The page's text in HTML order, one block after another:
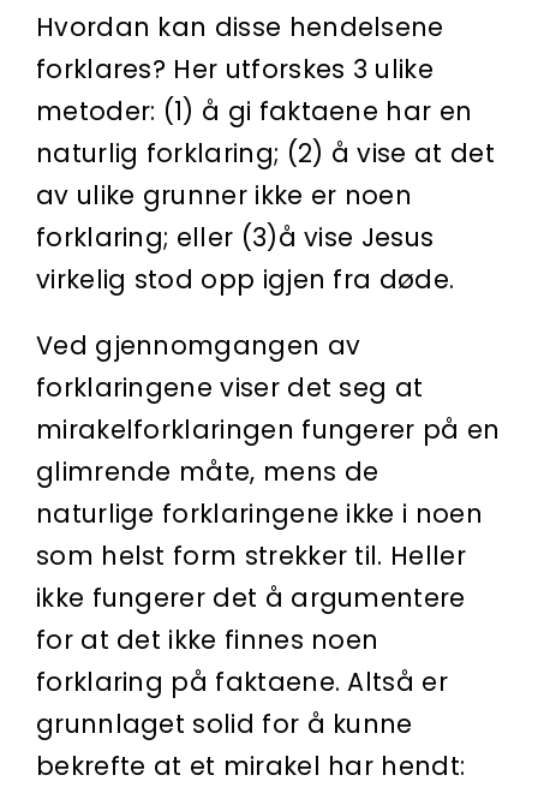
Hvordan kan disse hendelsene
forklares? Her utforskes 3 ulike
metoder: (1) å gi faktaene har en
naturlig forklaring; (2) å vise at det
av ulike grunner ikke er noen
forklaring; eller (3)å vise Jesus
virkelig stod opp igjen fra døde.
Ved gjennomgangen av
forklaringene viser det seg at
mirakelforklaringen fungerer på en
glimrende måte, mens de
naturlige forklaringene ikke i noen
som helst form strekker til. Heller
ikke fungerer det å argumentere
for at det ikke finnes noen
forklaring på faktaene. Altså er
grunnlaget solid for å kunne
bekrefte at et mirakel har hendt: